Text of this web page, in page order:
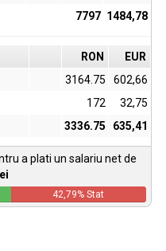
7797 1484,78
RON
EUR
3164.75
602,66
172
32,75
3336.75 635,41
a plati un salariu net de
lei
42,79% Stat